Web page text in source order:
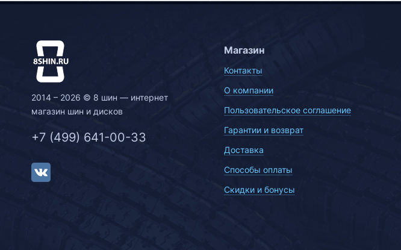
2014 – 2026 © 8 шин — интернет
магазин шин и дисков
+7 (499) 641-00-33
Магазин
Контакты
О компании
Пользовательское соглашение
Гарантии и возврат
Доставка
Способы оплаты
Скидки и бонусы